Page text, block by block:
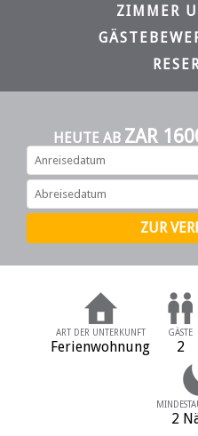
ZIMMER
HEUTE AB ZAR
ART DER UNTERKUNFT
Ferienwohnung
GÄSTE
2
2